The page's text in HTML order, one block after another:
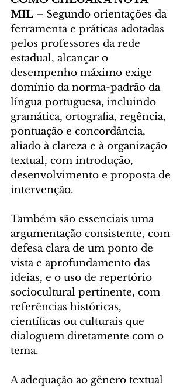
MIL – Segundo orientações da
ferramenta e práticas adotadas
pelos professores da rede
estadual, alcançar o
desempenho máximo exige
domínio da norma-padrão da
língua portuguesa, incluindo
gramática, ortografia, regência,
pontuação e concordância,
aliado à clareza e à organização
textual, com introdução,
desenvolvimento e proposta de
intervenção.
Também são essenciais uma
argumentação consistente, com
defesa clara de um ponto de
vista e aprofundamento das
ideias, e o uso de repertório
sociocultural pertinente, com
referências históricas,
científicas ou culturais que
dialoguem diretamente com o
tema.
A adequação ao gênero textual